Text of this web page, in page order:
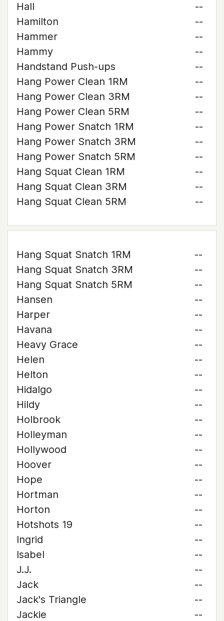
Hall
--
Hamilton
--
Hammer
--
Hammy
--
Handstand Push-ups
--
Hang Power Clean 1RM
--
Hang Power Clean 3RM
--
Hang Power Clean 5RM
--
Hang Power Snatch 1RM
--
Hang Power Snatch 3RM
--
Hang Power Snatch 5RM
--
Hang Squat Clean 1RM
--
Hang Squat Clean 3RM
--
Hang Squat Clean 5RM
--
Hang Squat Snatch 1RM
--
Hang Squat Snatch 3RM
--
Hang Squat Snatch 5RM
--
Hansen
--
Harper
--
Havana
--
Heavy Grace
--
Helen
--
Helton
--
Hidalgo
--
Hildy
--
Holbrook
--
Holleyman
--
Hollywood
--
Hoover
--
Hope
--
Hortman
--
Horton
--
Hotshots 19
--
Ingrid
--
Isabel
--
J.J.
--
Jack
--
Jack's Triangle
--
Jackie
--